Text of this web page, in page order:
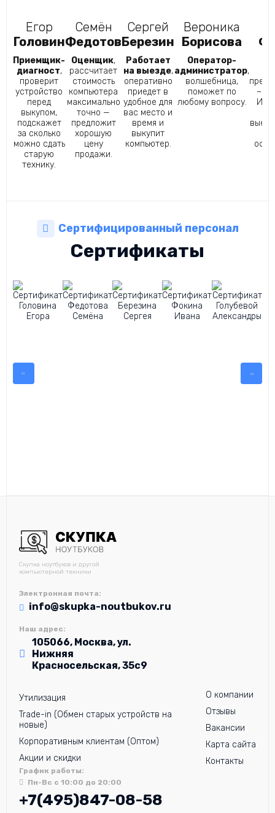
Егор
Головин
Приемщик-
диагност,
проверит
устройство
перед
выкупом,
подскажет
за сколько
можно сдать
старую
технику.
Семён
Федотов
Оценщик,
рассчитает
стоимость
компьютера
максимально
точно —
предложит
хорошую
цену
продажи.
Сергей
Березин
Работает
на выезде,
оперативно
приедет в
удобное для
вас место и
время и
выкупит
компьютер.
Вероника
Борисова
Оператор-
администратор,
волшебница,
поможет по
любому вопросу.
–
Сертифицированный персонал
Сертификаты
Скупка ноутбуков и другой
компьютерной техники
Электронная почта:
info@skupka-noutbukov.ru
Наш адрес:
105066, Москва, ул.
Нижняя
Красносельская, 35с9
Утилизация
Trade-in (Обмен старых устройств на
новые)
Корпоративным клиентам (Оптом)
Акции и скидки
О компании
Отзывы
Вакансии
Карта сайта
Контакты
График работы:
Пн-Вс с 10:00 до 20:00
+7(495)847-08-58